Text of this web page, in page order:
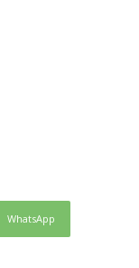
WhatsApp